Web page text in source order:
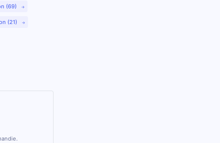
(69)
(21)